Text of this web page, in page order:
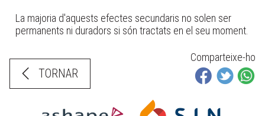
La majoria d'aquests efectes secundaris no solen ser
permanents ni duradors si són tractats en el seu moment.
TORNAR
Comparteixe-ho